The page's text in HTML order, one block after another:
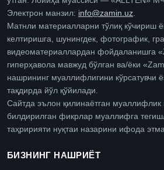
Электрон манзил: info@zamin.uz.
Матнли материалларни тўлиқ кўчириш
келтиришга, шунингдек, фотографик,
видеоматериаллардан фойдаланишга
гиперҳавола мавжуд бўлган ва/ёки
нашрининг муаллифлигини кўрсатувчи
тақдирда йўл қўйилади.
Сайтда эълон қилинаётган
билдирилган фикрлар муаллифга
таҳририяти нуқтаи назарини ифода
БИЗНИНГ НАШРИЁТ